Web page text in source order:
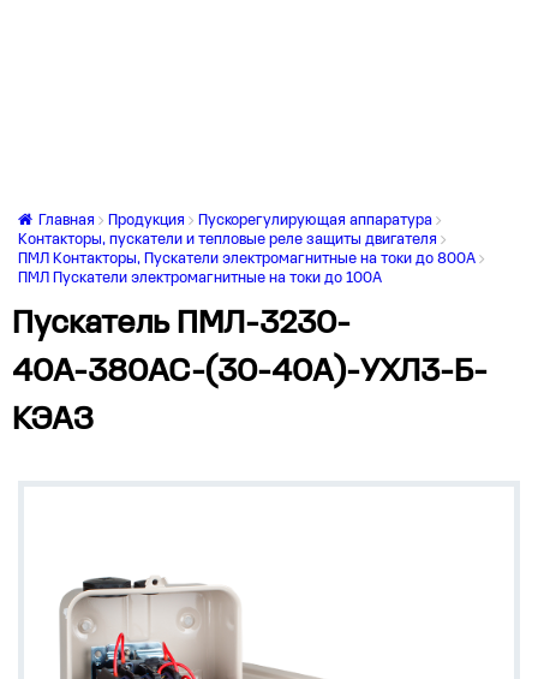
Главная Продукция
Пускорегулирующая аппаратура
Контакторы, пускатели и тепловые реле защиты двигателя
ПМЛ Контакторы, Пускатели электромагнитные на токи до 800А
ПМЛ Пускатели электромагнитные на токи до 100А
Пускатель ПМЛ-3230-
40А-380AC-(30-40А)-УХЛ3-Б-
КЭАЗ